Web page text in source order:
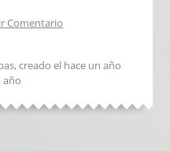
Comentario
creado el hace un año
año